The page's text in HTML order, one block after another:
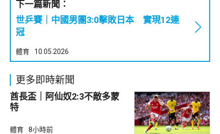
下一篇新聞：
世乒賽｜中國男團3:0擊敗日本 實現12連
冠
體育 10.05.2026
更多即時新聞
酋長盃｜阿仙奴2:3不敵多蒙
特
體育 8小時前